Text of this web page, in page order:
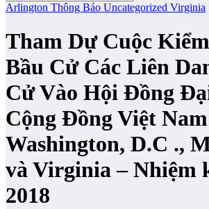
Arlington Thông Báo Uncategorized Virginia
Tham Dự Cuộc
Bầu Cử Các Liên
Cử Vào Hội Đồng
Cộng Đồng Việt
Washington, D.C .,
và Virginia – Nhiệm
2018